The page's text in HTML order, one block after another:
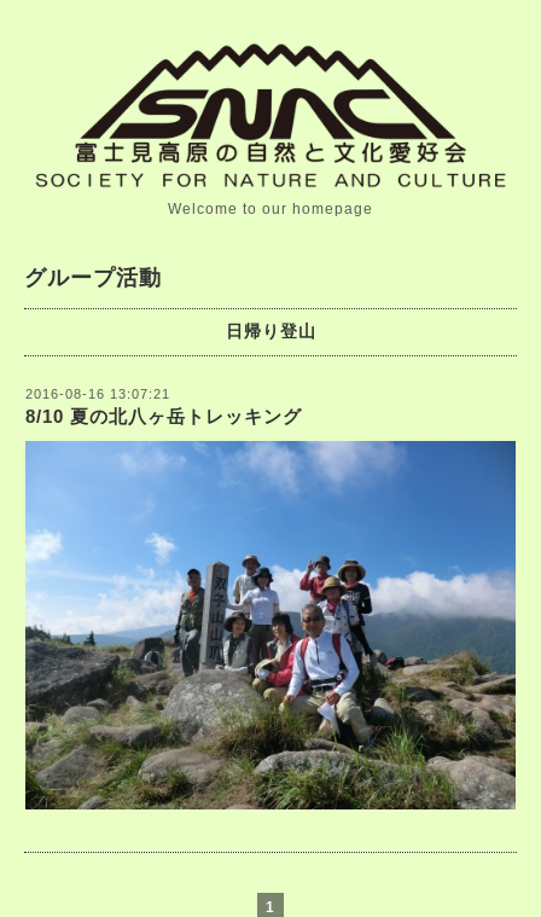
Welcome to our homepage
グループ活動
日帰り登山
2016-08-16 13:07:21
8/10 夏の北八ヶ岳トレッキング
1